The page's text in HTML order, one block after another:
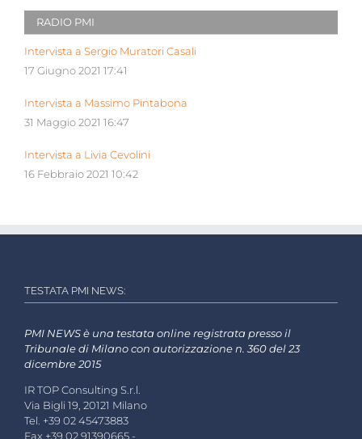
RADIO PMI
Intervista a Sergio Muratori Casali
17 Giugno 2021 17:41
Intervista a Massimo Pintabona
31 Maggio 2021 16:47
Intervista a Livia Cevolini
16 Febbraio 2021 10:42
TESTATA PMI NEWS:
PMI NEWS è una testata online registrata presso il
Tribunale di Milano con autorizzazione n. 360 del 23
dicembre 2015
IR TOP Consulting S.r.l.
Via Bigli 19, 20121 Milano
Tel. +39 02 45473883
Fax +39 02 91390665 -